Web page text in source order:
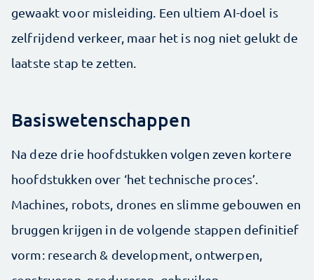
gewaakt voor misleiding. Een ultiem AI-doel is
zelfrijdend verkeer, maar het is nog niet gelukt de
laatste stap te zetten.
Basiswetenschappen
Na deze drie hoofdstukken volgen zeven kortere
hoofdstukken over ‘het technische proces’.
Machines, robots, drones en slimme gebouwen en
bruggen krijgen in de volgende stappen definitief
vorm: research & development, ontwerpen,